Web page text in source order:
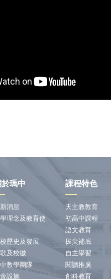
瑪中
消息
理念及教育使
歷史及發展
及校徽
教學團隊
設施
課程特色
天主教教育
初高中課程
語文教育
拔尖補底
自主學習
閱讀推廣
創科教育